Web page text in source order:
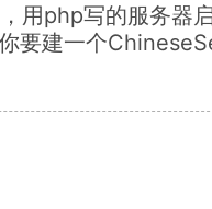
php写的服务器
要建一个